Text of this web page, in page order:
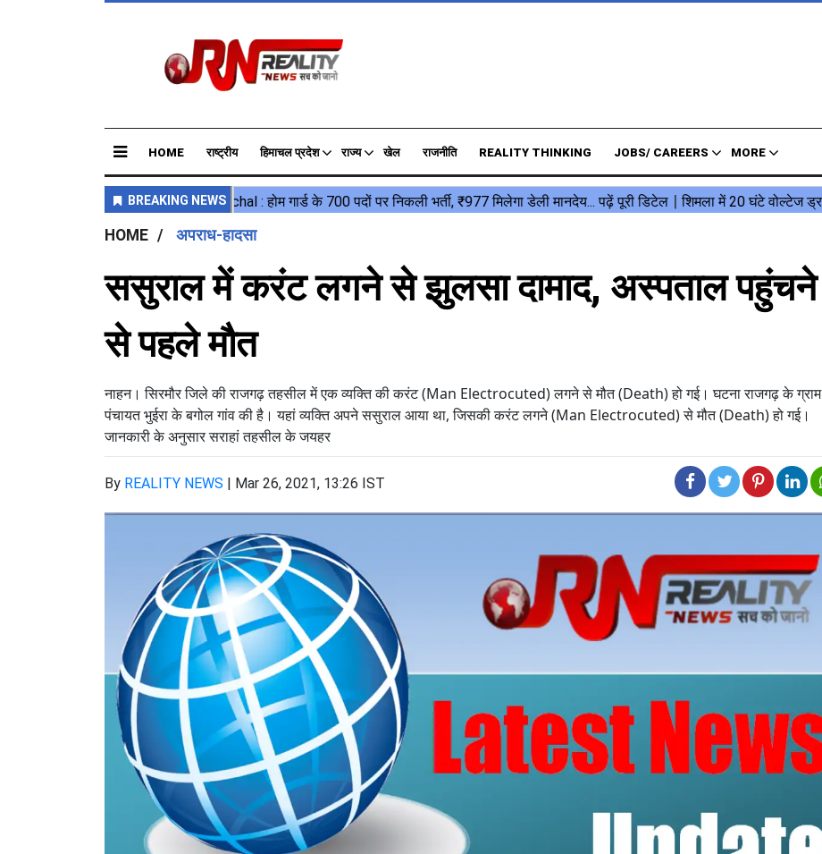
HOME राष्ट्रीय हिमाचल प्रदेश राज्य खेल राजनीति REALITY THINKING JOBS/ CAREERS MORE
HOME अपराध-हादसा
ससुराल में करंट लगने से झुलसा दामाद, अस्पताल पहुंचने
से पहले मौत
नाहन। सिरमौर जिले की राजगढ़ तहसील में एक व्यक्ति की करंट (Man Electrocuted) लगने से मौत (Death) हो गई। घटना राजगढ़ के ग्राम
पंचायत भुईरा के बगोल गांव की है। यहां व्यक्ति अपने ससुराल आया था, जिसकी करंट लगने (Man Electrocuted) से मौत (Death) हो गई।
जानकारी के अनुसार सराहां तहसील के जयहर
By REALITY NEWS | Mar 26, 2021, 13:26 IST